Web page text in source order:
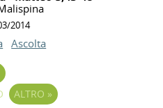
2014
Ascolta
ALTRO »